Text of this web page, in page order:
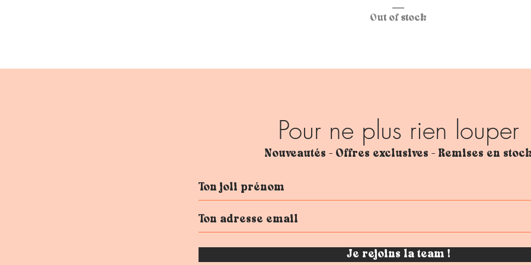
Out of stock
Pour ne plus rien louper
Nouveautés - Offres exclusives - Remises en
Je rejoins la team !